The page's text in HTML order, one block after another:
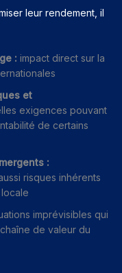
leur rendement, il
: impact direct sur la
et
exigences pouvant
de certains
:
risques inhérents
imprévisibles qui
de valeur du